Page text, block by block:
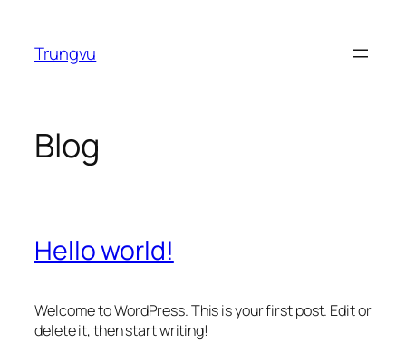
phầnTrungvu
Blog
Hello world!
Welcome to WordPress. This is your first post. Edit or
delete it, then start writing!